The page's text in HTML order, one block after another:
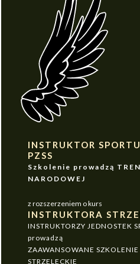
INSTRUKTOR
PZSS
Szkolenie prowadzą
NARODOWEJ
z rozszerzeniem o kurs
INSTRUKTORA
INSTRUKTORZY JEDNOSTEK
prowadzą
ZAAWANSOWANE
STRZELECKIE